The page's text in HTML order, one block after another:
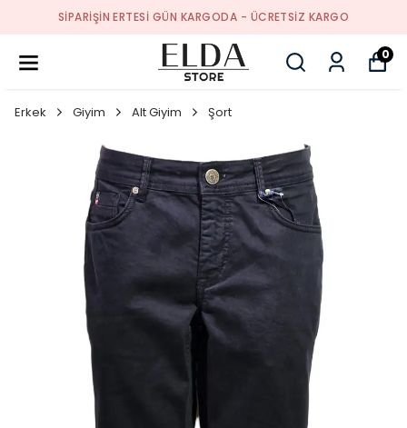
SIPARIŞIN ERTESI GÜN KARGODA - ÜCRETSIZ KARGO
0
Erkek Giyim Alt Giyim Şort